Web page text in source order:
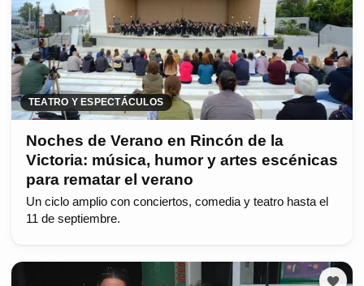
TEATRO Y ESPECTÁCULOS
Noches de Verano en Rincón de la
Victoria: música, humor y artes escénicas
para rematar el verano
Un ciclo amplio con conciertos, comedia y teatro hasta el
11 de septiembre.